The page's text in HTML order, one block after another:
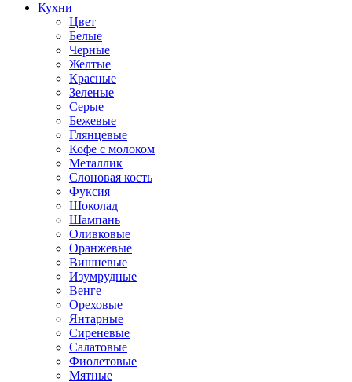
Кухни
Цвет
Белые
Черные
Желтые
Красные
Зеленые
Серые
Бежевые
Глянцевые
Кофе с молоком
Металлик
Слоновая кость
Фуксия
Шоколад
Шампань
Оливковые
Оранжевые
Вишневые
Изумрудные
Венге
Ореховые
Янтарные
Сиреневые
Салатовые
Фиолетовые
Мятные